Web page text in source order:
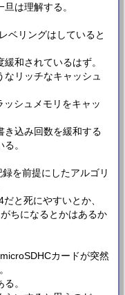
は理解する。
ベリングはしていると
和されているはず。
なリッチなキャッシュ
シュメモリをキャッ
き込み回数を緩和する
。
を前提にしたアルゴリ
と死にやすいとか、
ちになるとかはあるか
カードが突然
。